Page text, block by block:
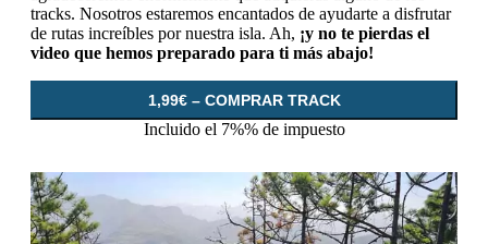
tracks. Nosotros estaremos encantados de ayudarte a disfrutar
de rutas increíbles por nuestra isla. Ah, ¡y no te pierdas el
video que hemos preparado para ti más abajo!
1,99€ – COMPRAR TRACK
Incluido el 7%% de impuesto